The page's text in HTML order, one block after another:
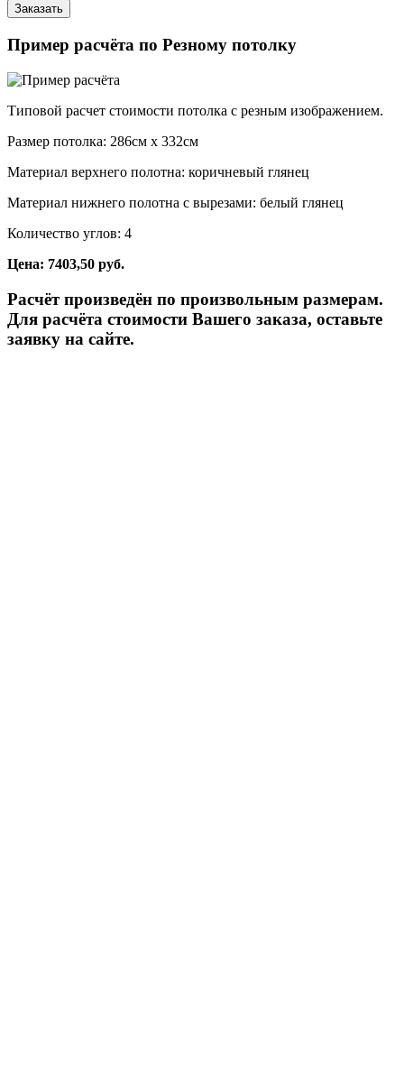
Пример расчёта по Резному потолку
Типовой расчет стоимости потолка с резным изображением.
Размер потолка: 286см x 332см
Материал верхнего полотна: коричневый глянец
Материал нижнего полотна с вырезами: белый глянец
Количество углов: 4
Цена: 7403,50 руб.
Расчёт произведён по произвольным размерам.
Для расчёта стоимости Вашего заказа, оставьте
заявку на сайте.